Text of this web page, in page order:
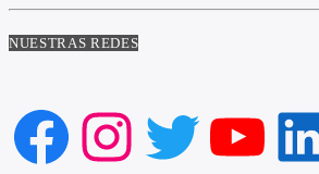
NUESTRAS REDES
Facebook
Instagram
Twitter